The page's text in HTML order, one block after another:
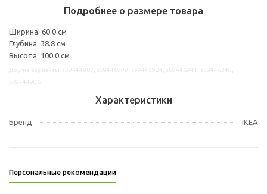
Подробнее о размере товара
Ширина: 60.0 см
Глубина: 38.8 см
Высота: 100.0 см
Характеристики
Бренд IKEA
Персональные рекомендации